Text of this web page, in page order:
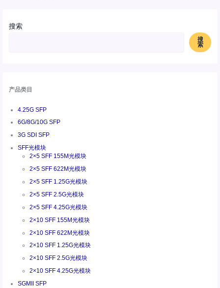
搜索
搜
索
产品类目
4.25G SFP
6G/8G/10G SFP
3G SDI SFP
SFF光模块
2×5 SFF 155M光模块
2×5 SFF 622M光模块
2×5 SFF 1.25G光模块
2×5 SFF 2.5G光模块
2×5 SFF 4.25G光模块
2×10 SFF 155M光模块
2×10 SFF 622M光模块
2×10 SFF 1.25G光模块
2×10 SFF 2.5G光模块
2×10 SFF 4.25G光模块
SGMII SFP